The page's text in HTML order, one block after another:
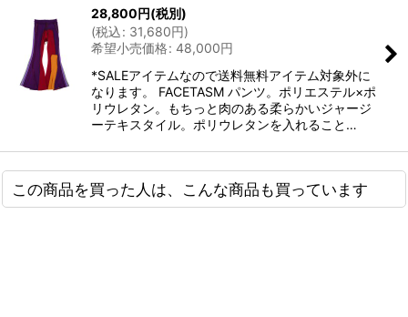
28,800円(税別)
(税込: 31,680円)
希望小売価格: 48,000円
*SALEアイテムなので送料無料アイテム対象外に
なります。 FACETASM パンツ。ポリエステル×ポ
リウレタン。もちっと肉のある柔らかいジャージ
ーテキスタイル。ポリウレタンを入れること…
この商品を買った人は、こんな商品も買っています